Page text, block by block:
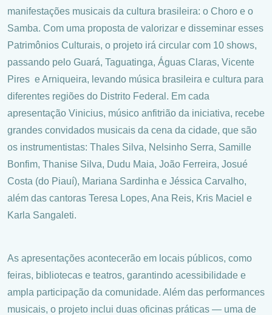
manifestações musicais da cultura brasileira: o Choro e o
Samba. Com uma proposta de valorizar e disseminar esses
Patrimônios Culturais, o projeto irá circular com 10 shows,
passando pelo Guará, Taguatinga, Águas Claras, Vicente
Pires e Arniqueira, levando música brasileira e cultura para
diferentes regiões do Distrito Federal. Em cada
apresentação Vinicius, músico anfitrião da iniciativa, recebe
grandes convidados musicais da cena da cidade, que são
os instrumentistas: Thales Silva, Nelsinho Serra, Samille
Bonfim, Thanise Silva, Dudu Maia, João Ferreira, Josué
Costa (do Piauí), Mariana Sardinha e Jéssica Carvalho,
além das cantoras Teresa Lopes, Ana Reis, Kris Maciel e
Karla Sangaleti.
As apresentações acontecerão em locais públicos, como
feiras, bibliotecas e teatros, garantindo acessibilidade e
ampla participação da comunidade. Além das performances
musicais, o projeto inclui duas oficinas práticas — uma de